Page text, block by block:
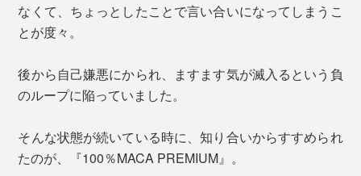
なくて、ちょっとしたことで言い合いになってしまうこ
とが度々。
後から自己嫌悪にかられ、ますます気が滅入るという負
のループに陥っていました。
そんな状態が続いている時に、知り合いからすすめられ
たのが、『100％MACA PREMIUM』。